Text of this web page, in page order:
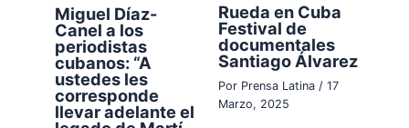
Miguel Díaz-
Canel a los
periodistas
cubanos: “A
ustedes les
corresponde
llevar adelante el
Rueda en Cuba
Festival de
documentales
Santiago Álvarez
Por Prensa Latina / 17
Marzo, 2025